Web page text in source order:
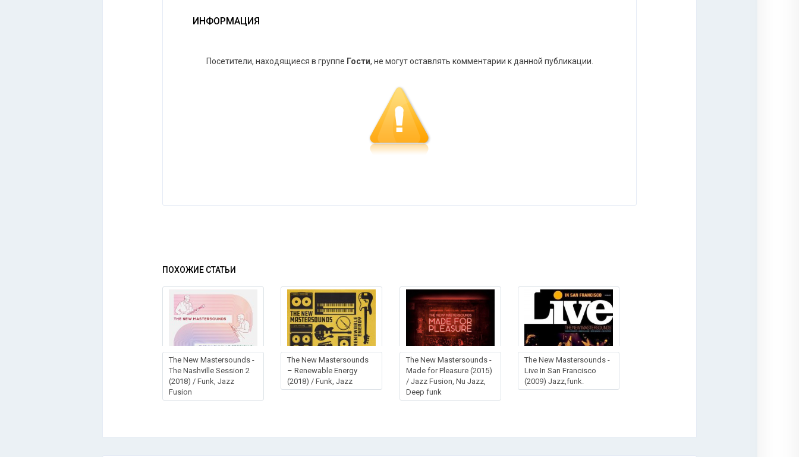
ИНФОРМАЦИЯ
Посетители, находящиеся в группе Гости, не могут оставлять комментарии к данной публикации.
ПОХОЖИЕ СТАТЬИ
The New Mastersounds -
The Nashville Session 2
(2018) / Funk, Jazz
Fusion
The New Mastersounds
– Renewable Energy
(2018) / Funk, Jazz
The New Mastersounds -
Made for Pleasure (2015)
/ Jazz Fusion, Nu Jazz,
Deep funk
The New Mastersounds -
Live In San Francisco
(2009) Jazz,funk.